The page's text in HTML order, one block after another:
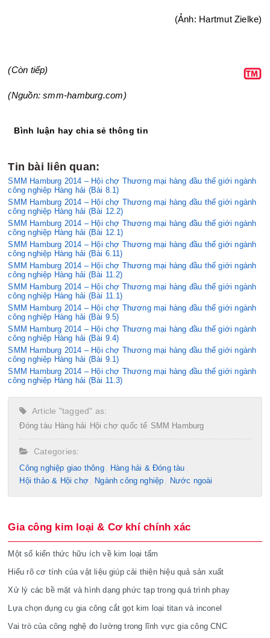
(Ảnh: Hartmut Zielke)
(Còn tiếp)
(Nguồn: smm-hamburg.com)
Bình luận hay chia sẻ thông tin
Tin bài liên quan:
SMM Hamburg 2014 – Hội chợ Thương mại hàng đầu thế giới ngành
công nghiệp Hàng hải (Bài 8.1)
SMM Hamburg 2014 – Hội chợ Thương mại hàng đầu thế giới ngành
công nghiệp Hàng hải (Bài 12.2)
SMM Hamburg 2014 – Hội chợ Thương mại hàng đầu thế giới ngành
công nghiệp Hàng hải (Bài 12.1)
SMM Hamburg 2014 – Hội chợ Thương mại hàng đầu thế giới ngành
công nghiệp Hàng hải (Bài 6.11)
SMM Hamburg 2014 – Hội chợ Thương mại hàng đầu thế giới ngành
công nghiệp Hàng hải (Bài 11.2)
SMM Hamburg 2014 – Hội chợ Thương mại hàng đầu thế giới ngành
công nghiệp Hàng hải (Bài 11.1)
SMM Hamburg 2014 – Hội chợ Thương mại hàng đầu thế giới ngành
công nghiệp Hàng hải (Bài 9.5)
SMM Hamburg 2014 – Hội chợ Thương mại hàng đầu thế giới ngành
công nghiệp Hàng hải (Bài 9.4)
SMM Hamburg 2014 – Hội chợ Thương mại hàng đầu thế giới ngành
công nghiệp Hàng hải (Bài 9.1)
SMM Hamburg 2014 – Hội chợ Thương mại hàng đầu thế giới ngành
công nghiệp Hàng hải (Bài 11.3)
Article "tagged" as:
Đóng tàu Hàng hải Hội chợ quốc tế SMM Hamburg
Categories:
Công nghiệp giao thông
Hàng hải & Đóng tàu
Hội thảo & Hội chợ
Ngành công nghiệp Nước ngoài
Gia công kim loại & Cơ khí chính xác
Một số kiến thức hữu ích về kim loại tấm
Hiểu rõ cơ tính của vật liệu giúp cải thiện hiệu quả sản xuất
Xử lý các bề mặt và hình dạng phức tạp trong quá trình phay
Lựa chọn dụng cụ gia công cắt gọt kim loại titan và inconel
Vai trò của công nghệ đo lường trong lĩnh vực gia công CNC